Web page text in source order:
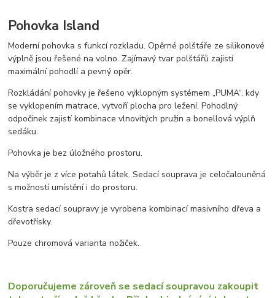
Pohovka Island
Moderní pohovka s funkcí rozkladu. Opěrné polštáře ze silikonové
výplně jsou řešené na volno. Zajímavý tvar polštářů zajistí
maximální pohodlí a pevný opěr.
Rozkládání pohovky je řešeno výklopným systémem „PUMA“, kdy
se vyklopením matrace, vytvoří plocha pro ležení. Pohodlný
odpočinek zajistí kombinace vlnovitých pružin a bonellová výplň
sedáku.
Pohovka je bez úložného prostoru.
Na výběr je z více potahů látek. Sedací souprava je celočalouněná
s možností umístění i do prostoru.
Kostra sedací soupravy je vyrobena kombinací masivního dřeva a
dřevotřísky.
Pouze chromová varianta nožiček.
Doporučujeme zároveň se sedací soupravou zakoupit